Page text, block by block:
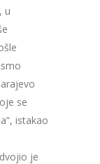
u
se
istakao
je